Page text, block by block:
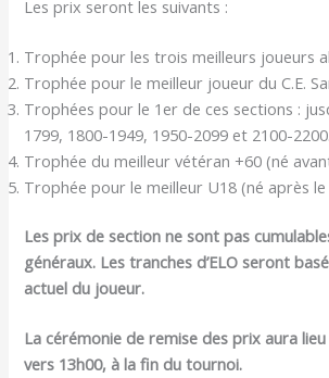
Les prix seront les suivants :
Trophée pour les trois meilleurs joueurs
Trophée pour le meilleur joueur du C.E.
Trophées pour le 1er de ces sections :
1799, 1800-1949, 1950-2099 et 2100-2200.
Trophée du meilleur vétéran +60 (né
Trophée pour le meilleur U18 (né après le
Les prix de section ne sont pas
généraux. Les tranches d’ELO seront
actuel du joueur.
La cérémonie de remise des prix aura
vers 13h00, à la fin du tournoi.